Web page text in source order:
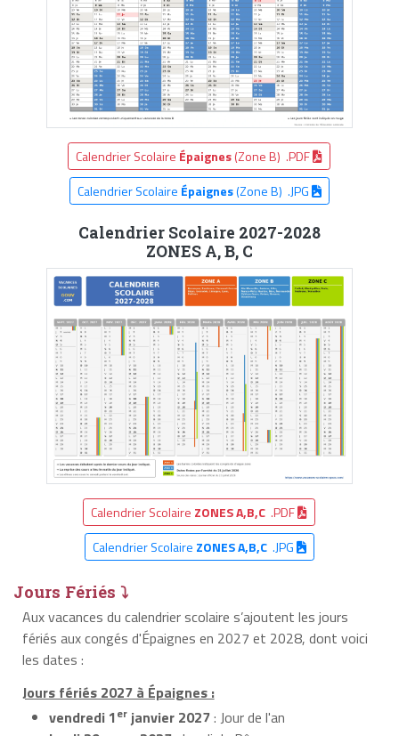
Calendrier Scolaire Épaignes(Zone B) .PDF
Calendrier Scolaire Épaignes(Zone B) .JPG
Calendrier Scolaire 2027-2028
ZONES A, B, C
Calendrier Scolaire ZONES A,B,C .PDF
Calendrier Scolaire ZONES A,B,C.JPG
Jours Fériés ⤵
Aux vacances du calendrier scolaire s’ajoutent les jours
fériés aux congés d'Épaignes en 2027 et 2028, dont voici
les dates :
Jours fériés 2027 à Épaignes :
vendredi 1er janvier 2027: Jour de l'an